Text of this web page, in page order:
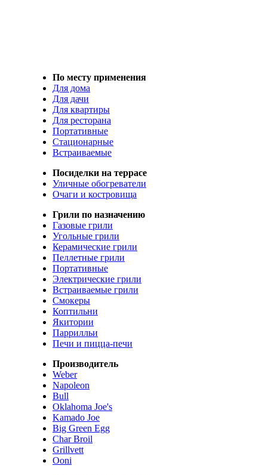
По месту применения
Для дома
Для дачи
Для квартиры
Для ресторана
Портативные
Стационарные
Встраиваемые
Посиделки на террасе
Уличные обогреватели
Очаги и костровища
Грили по назначению
Газовые грили
Угольные грили
Керамические грили
Пеллетные грили
Портативные
Электрические грили
Встраиваемые грили
Смокеры
Коптильни
Якитории
Паррилльи
Печи и пицца-печи
Производитель
Weber
Napoleon
Bull
Oklahoma Joe's
Kamado Joe
Big Green Egg
Char Broil
Grillvett
Ooni